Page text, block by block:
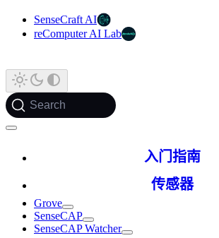
SenseCraft AI
reComputer AI Lab
Search
入门指南
传感器
Grove
SenseCAP
SenseCAP Watcher